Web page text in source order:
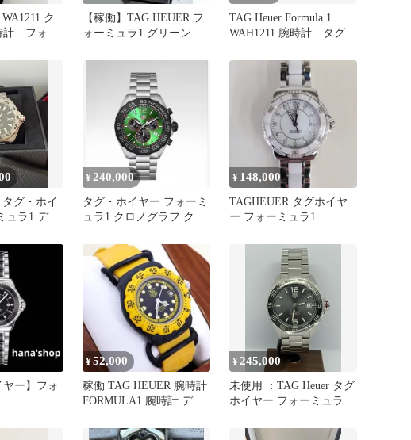
ク
フォー
【稼働】TAG HEUER フ
ォーミュラ1 グリーン ボ
TAG Heuer Formula 1
WAH1211 腕時計 タグホ
グ・ホイ
ラ1 デイ
¥ 240,000
タグ・ホイヤー フォーミ
ュラ1 クロノグラフ クォ
¥ 148,000
TAGHEUER タグホイヤ
ー フォーミュラ1
ヤー】フォ
¥52,000
稼働 TAG HEUER 腕時計
FORMULA1 腕時計 デイ
¥ 245,000
未使用 ：TAG Heuer タグ
ホイヤー フォーミュラ1